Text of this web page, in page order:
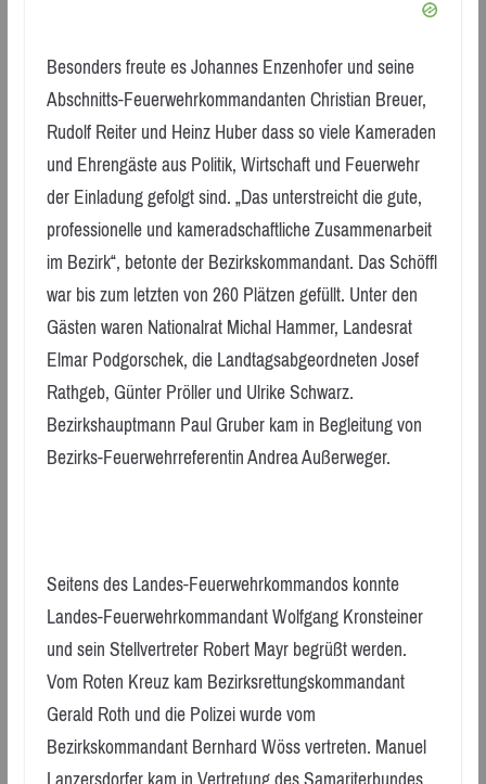
Besonders freute es Johannes Enzenhofer und seine
Abschnitts-Feuerwehrkommandanten Christian Breuer,
Rudolf Reiter und Heinz Huber dass so viele Kameraden
und Ehrengäste aus Politik, Wirtschaft und Feuerwehr
der Einladung gefolgt sind. „Das unterstreicht die gute,
professionelle und kameradschaftliche Zusammenarbeit
im Bezirk“, betonte der Bezirkskommandant. Das Schöffl
war bis zum letzten von 260 Plätzen gefüllt. Unter den
Gästen waren Nationalrat Michal Hammer, Landesrat
Elmar Podgorschek, die Landtagsabgeordneten Josef
Rathgeb, Günter Pröller und Ulrike Schwarz.
Bezirkshauptmann Paul Gruber kam in Begleitung von
Bezirks-Feuerwehrreferentin Andrea Außerweger.
Seitens des Landes-Feuerwehrkommandos konnte
Landes-Feuerwehrkommandant Wolfgang Kronsteiner
und sein Stellvertreter Robert Mayr begrüßt werden.
Vom Roten Kreuz kam Bezirksrettungskommandant
Gerald Roth und die Polizei wurde vom
Bezirkskommandant Bernhard Wöss vertreten. Manuel